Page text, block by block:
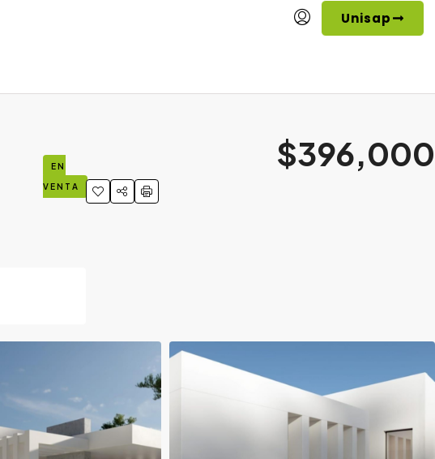
Unisap
EN
VENTA
$396,000